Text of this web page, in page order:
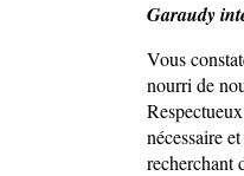
Garaudy
Vous
nourri de
nécessaire
recherchant